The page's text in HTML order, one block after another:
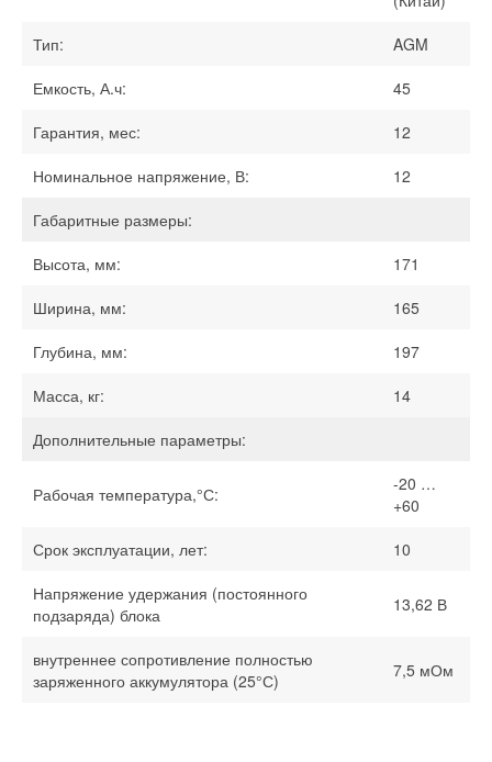
Тип:
AGM
Емкость, А.ч:
45
Гарантия, мес:
12
Номинальное напряжение, В:
12
Габаритные размеры:
Высота, мм:
171
Ширина, мм:
165
Глубина, мм:
197
Масса, кг:
14
Дополнительные параметры:
Рабочая температура,°С:
-20 …
+60
Срок эксплуатации, лет:
10
Напряжение удержания (постоянного
подзаряда) блока
13,62 В
внутреннее сопротивление полностью
заряженного аккумулятора (25°С)
7,5 мОм